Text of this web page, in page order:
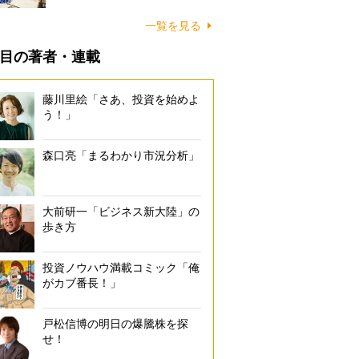
一覧を見る
の著者・連載
藤川里絵「さあ、投資を始めよ
う！」
森口亮「まるわかり市況分析」
大前研一「ビジネス新大陸」の
歩き方
投資ノウハウ満載コミック「俺
がカブ番長！」
戸松信博の明日の爆騰株を探
せ！